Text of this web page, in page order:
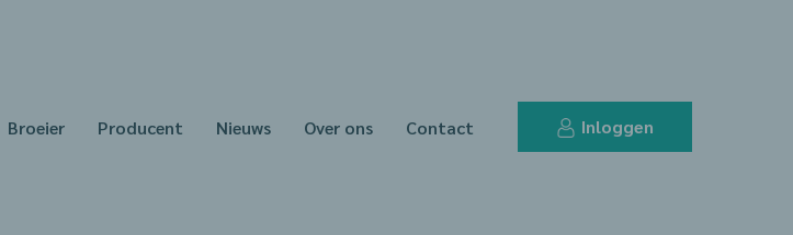
Broeier Producent Nieuws Over ons Contact Inloggen